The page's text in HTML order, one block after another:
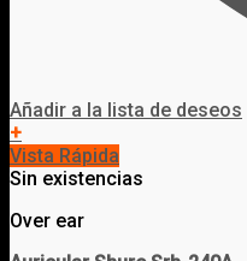
Añadir a la lista de deseos
+
Vista Rápida
Sin existencias
Over ear